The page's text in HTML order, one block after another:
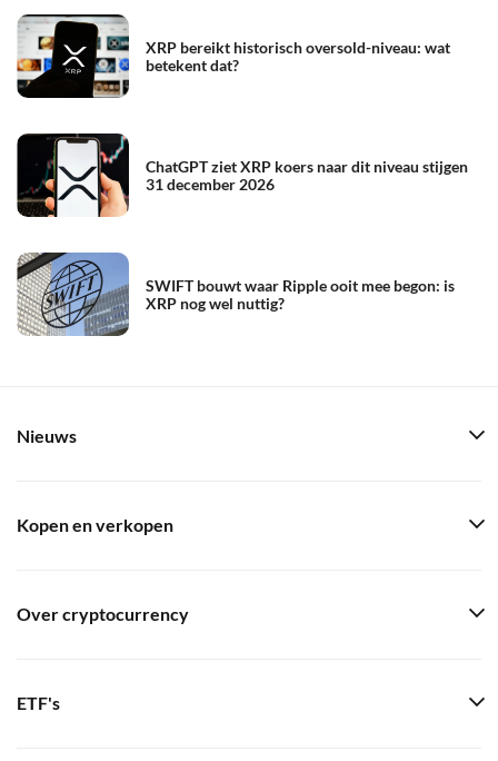
XRP bereikt historisch oversold-niveau: wat
betekent dat?
ChatGPT ziet XRP koers naar dit niveau stijgen
31 december 2026
SWIFT bouwt waar Ripple ooit mee begon: is
XRP nog wel nuttig?
Nieuws
Kopen en verkopen
Over cryptocurrency
ETF's